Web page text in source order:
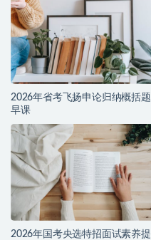
2026年省考飞扬申论归纳概括题
早课
2026年国考央选特招面试素养提